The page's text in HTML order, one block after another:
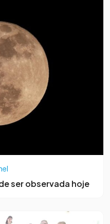
ser observada hoje